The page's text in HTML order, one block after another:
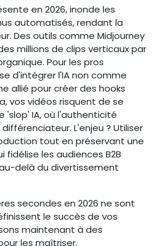
en 2026, inonde les
automatisés, rendant la
Des outils comme Midjourney
millions de clips verticaux par
Pour les pros
d'intégrer l'IA non comme
allié pour créer des hooks
vos vidéos risquent de se
'slop' IA, où l'authenticité
L'enjeu ? Utiliser
tout en préservant une
les audiences B2B
delà du divertissement
secondes en 2026 ne sont
le succès de vos
maintenant à des
les maîtriser.